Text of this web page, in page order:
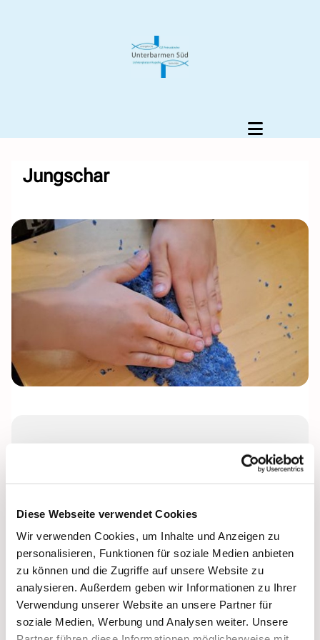
Diese Webseite verwendet Cookies
Wir verwenden Cookies, um Inhalte und Anzeigen zu
personalisieren, Funktionen für soziale Medien anbieten
zu können und die Zugriffe auf unsere Website zu
analysieren. Außerdem geben wir Informationen zu Ihrer
Verwendung unserer Website an unsere Partner für
soziale Medien, Werbung und Analysen weiter. Unsere
Jungschar
Montag, 19. April 2027, 16:00 - 17:30
Gemeindezentrum Petruskirche
Leitung: Arne Würzbach